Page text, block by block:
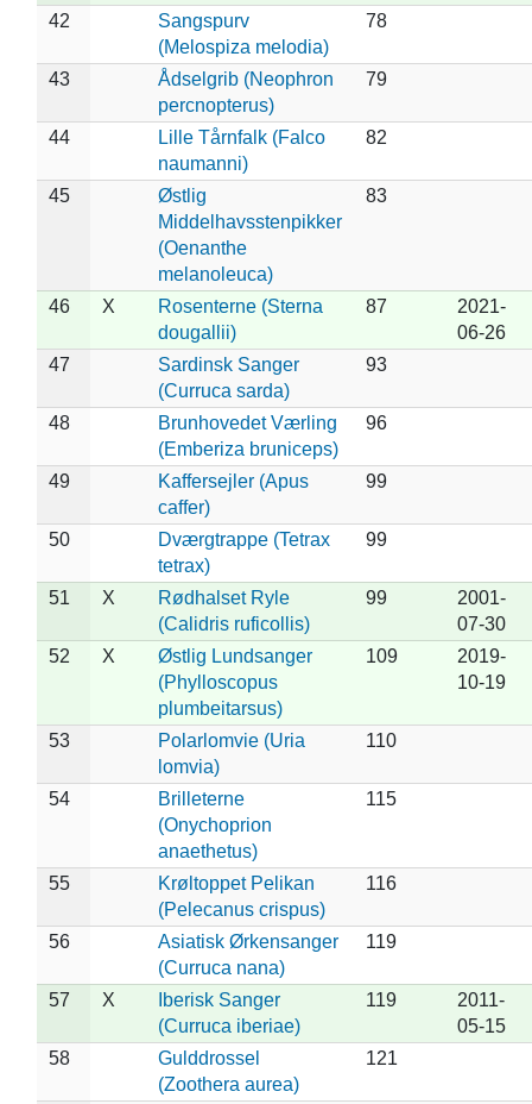
42
Sangspurv
(Melospiza melodia)
78
43
Ådselgrib (Neophron
percnopterus)
79
44
Lille Tårnfalk (Falco
naumanni)
82
45
Østlig
Middelhavsstenpikker
(Oenanthe
melanoleuca)
83
46 X
Rosenterne (Sterna
dougallii)
87
2021-
06-26
47
Sardinsk Sanger
(Curruca sarda)
93
48
Brunhovedet Værling
(Emberiza bruniceps)
96
49
Kaffersejler (Apus
caffer)
99
50
Dværgtrappe (Tetrax
tetrax)
99
51 X
Rødhalset Ryle
(Calidris ruficollis)
99
2001-
07-30
52
X
Østlig Lundsanger
(Phylloscopus
plumbeitarsus)
109
2019-
10-19
53
Polarlomvie (Uria
lomvia)
110
54
Brilleterne
(Onychoprion
anaethetus)
115
55
Krøltoppet Pelikan
(Pelecanus crispus)
116
56
Asiatisk Ørkensanger
(Curruca nana)
119
57 X
Iberisk Sanger
(Curruca iberiae)
119
2011-
05-15
58
Gulddrossel
(Zoothera aurea)
121